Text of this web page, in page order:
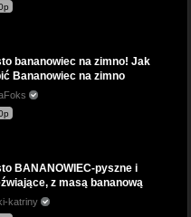
bananowiec na zimno! Jak
Bananowiec na zimno
BANANOWIEC-pyszne i
z masą bananową
katriny